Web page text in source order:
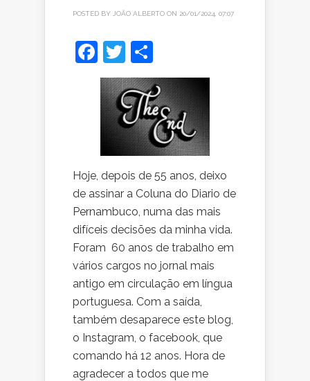
POSTED BY JOÃO ALBERTO ON 20/01/2024, 07:07
Facebook
Twitter
Hoje, depois de 55 anos, deixo
de assinar a Coluna do Diario de
Pernambuco, numa das mais
difíceis decisões da minha vida.
Foram 60 anos de trabalho em
vários cargos no jornal mais
antigo em circulação em língua
portuguesa. Com a saída,
também desaparece este blog,
o Instagram, o facebook, que
comando há 12 anos. Hora de
agradecer a todos que me